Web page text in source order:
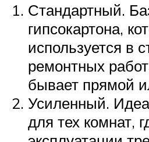
Стандартный.
гипсокартона,
используется в
ремонтных
бывает прямой
Усиленный.
для тех комнат,